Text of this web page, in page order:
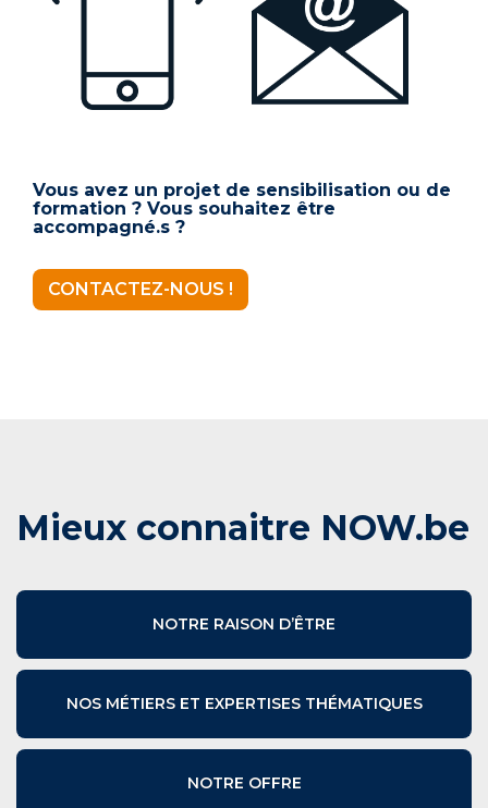
Vous avez un projet de sensibilisation ou de
formation ? Vous souhaitez être
accompagné.s ?
CONTACTEZ-NOUS !
Mieux connaitre NOW.be
NOTRE RAISON D’ÊTRE
NOS MÉTIERS ET EXPERTISES THÉMATIQUES
NOTRE OFFRE